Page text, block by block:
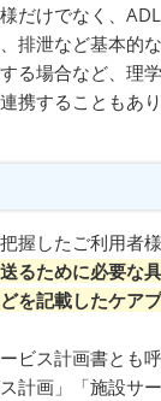
だけでなく、
排泄など基本的
る場合など、理
携することもあり
握したご利用者
るために必要な
を記載したケア
ビス計画書とも
計画」「施設サ